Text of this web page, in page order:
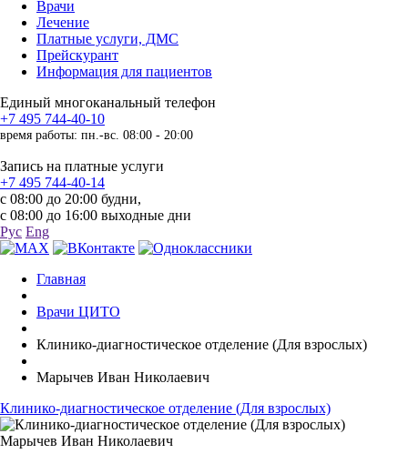
Врачи
Лечение
Платные услуги, ДМС
Прейскурант
Информация для пациентов
Единый многоканальный телефон
+7 495 744-40-10
время работы: пн.-вс. 08:00 - 20:00
Запись на платные услуги
+7 495 744-40-14
с 08:00 до 20:00 будни,
с 08:00 до 16:00 выходные дни
Рус Eng
Главная
Врачи ЦИТО
Клинико-диагностическое отделение (Для взрослых)
Марычев Иван Николаевич
Клинико-диагностическое отделение (Для взрослых)
Марычев Иван Николаевич